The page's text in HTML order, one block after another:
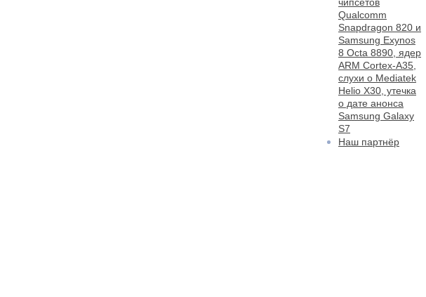
чипсетов
Qualcomm
Snapdragon 820 и
Samsung Exynos
8 Octa 8890, ядер
ARM Cortex-A35,
слухи о Mediatek
Helio X30, утечка
о дате анонса
Samsung Galaxy
S7
Наш партнёр